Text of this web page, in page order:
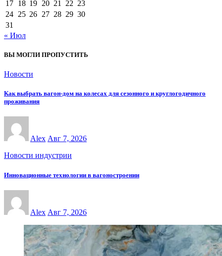
17 18 19 20 21 22 23
24 25 26 27 28 29 30
31
« Июл
ВЫ МОГЛИ ПРОПУСТИТЬ
Новости
Как выбрать вагон-дом на колесах для сезонного и круглогодичного
проживания
Alex Авг 7, 2026
Новости индустрии
Инновационные технологии в вагоностроении
Alex Авг 7, 2026